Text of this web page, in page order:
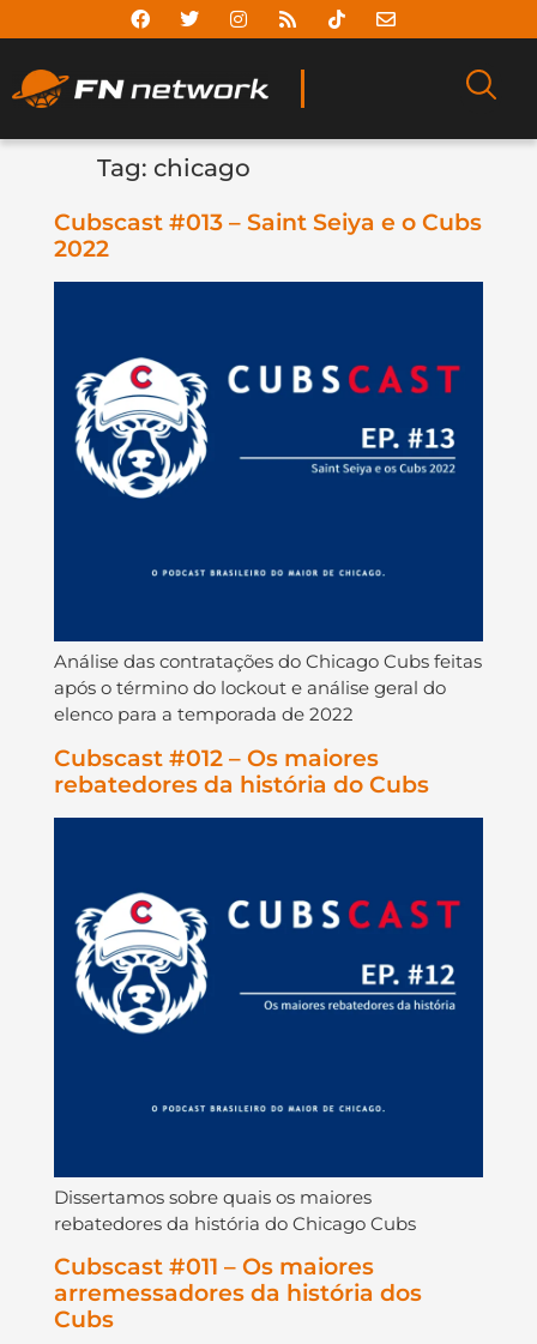
Tag: chicago
Cubscast #013 – Saint Seiya e o Cubs
2022
Análise das contratações do Chicago Cubs feitas
após o término do lockout e análise geral do
elenco para a temporada de 2022
Cubscast #012 – Os maiores
rebatedores da história do Cubs
Dissertamos sobre quais os maiores
rebatedores da história do Chicago Cubs
Cubscast #011 – Os maiores
arremessadores da história dos
Cubs